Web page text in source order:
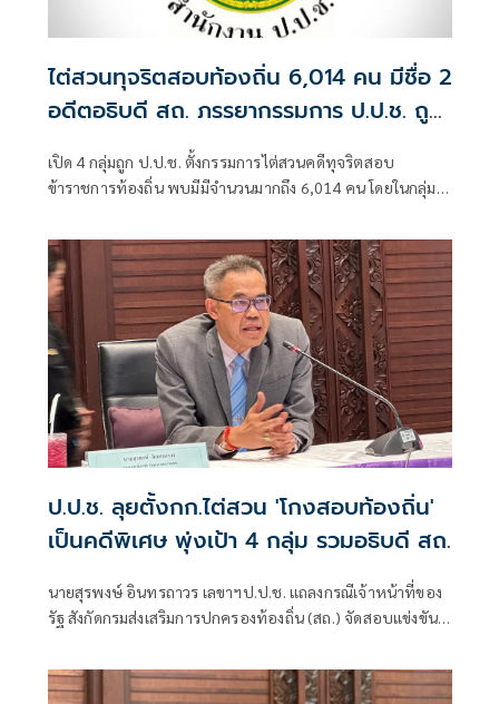
ไต่สวนทุจริตสอบท้องถิ่น 6,014 คน มีชื่อ 2
อดีตอธิบดี สถ. ภรรยากรรมการ ป.ป.ช. ถูก
เปิด 4 กลุ่มถูก ป.ป.ช. ตั้งกรรมการไต่สวนคดีทุจริตสอบ
ข้าราชการท้องถิ่น พบมีมีจำนวนมากถึง 6,014 คน โดยในกลุ่มผู้
อธิบดีคือ 1.ร.ต.ท.ภพชนก ชลานุเคราะห์ ที่ดำรงตำแหน่งอธิบดี
กรมส่งเสริมการปกครองท้องถิ่น วันที่ 29 ก.ค.-11 พ.ย. 2568
ป.ป.ช. ลุยตั้งกก.ไต่สวน 'โกงสอบท้องถิ่น'
เป็นคดีพิเศษ พุ่งเป้า 4 กลุ่ม รวมอธิบดี สถ.
นายสุรพงษ์ อินทรถาวร เลขาฯป.ป.ช. แถลงกรณีเจ้าหน้าที่ของ
รัฐ สังกัดกรมส่งเสริมการปกครองท้องถิ่น (สถ.) จัดสอบแข่งขัน
2568 โดยแก้ไขคะแนนสอบและเรียกรับเงินจากผู้สมัครสอบ
เพื่อช่วยเหลือใ